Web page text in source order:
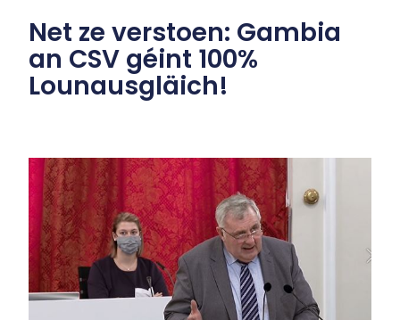
Net ze verstoen: Gambia
an CSV géint 100%
Lounausgläich!